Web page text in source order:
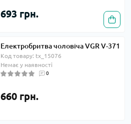
693 грн.
Електробритва чоловіча VGR V-371
Код товару: tx_15076
Немає у наявності
0
660 грн.